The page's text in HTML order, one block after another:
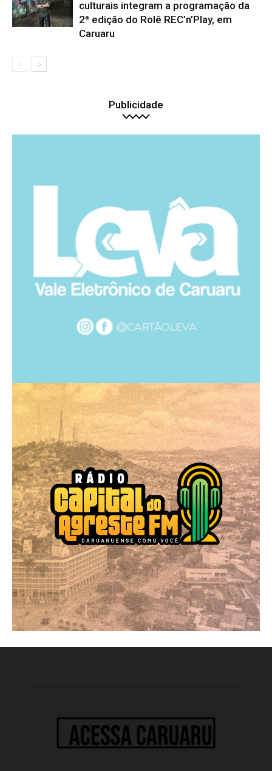
culturais integram a programação da
2ª edição do Rolê REC’n’Play, em
Caruaru
Publicidade